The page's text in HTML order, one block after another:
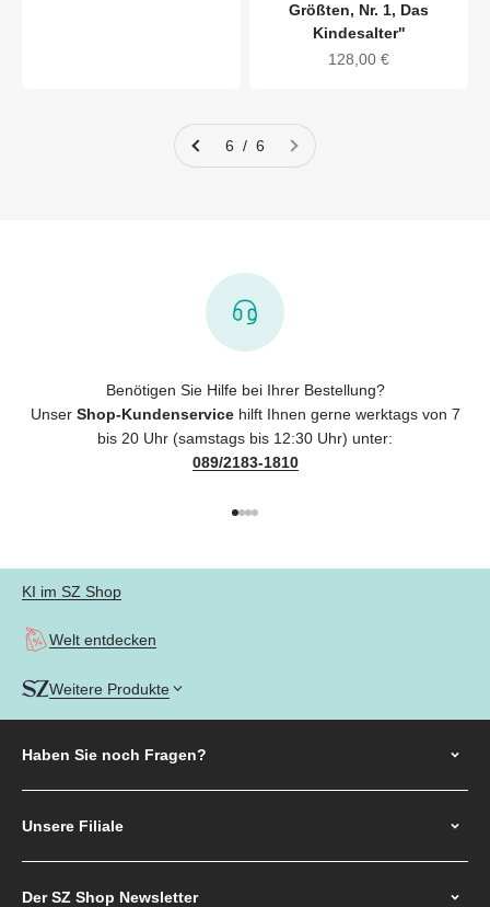
Größten, Nr. 1, Das
Kindesalter"
Angebot
128,00 €
6 / 6
Benötigen Sie Hilfe bei Ihrer Bestellung?
Unser Shop-Kundenservicehilft Ihnen gerne werktags von 7
bis 20 Uhr (samstags bis 12:30 Uhr) unter:
089/2183-1810
KI im SZ Shop
Welt entdecken
Weitere Produkte
Haben Sie noch Fragen?
Unsere Filiale
Der SZ Shop Newsletter